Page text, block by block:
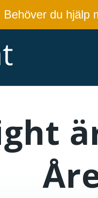
Behöver du hjälp